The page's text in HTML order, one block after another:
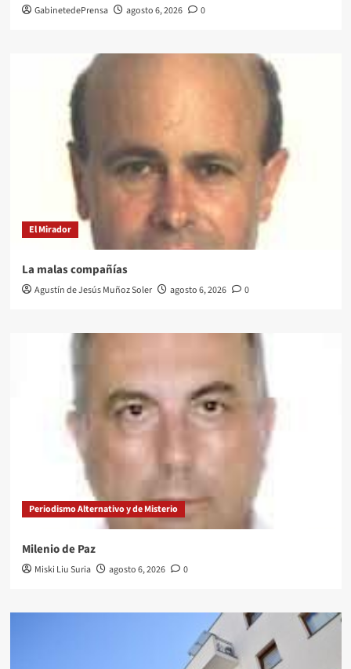
GabinetedePrensa agosto 6, 2026 0
El Mirador
La malas compañías
Agustín de Jesús Muñoz Soler agosto 6, 2026 0
Periodismo Alternativo y de Misterio
Milenio de Paz
Miski Liu Suria agosto 6, 2026 0